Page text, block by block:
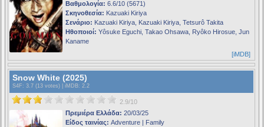
Βαθμολογία: 6.6/10 (5671)
Σκηνοθεσία: Kazuaki Kiriya
Σενάριο: Kazuaki Kiriya, Kazuaki Kiriya, Tetsurô Takita
Ηθοποιοί: Yôsuke Eguchi, Takao Ohsawa, Ryôko Hirosue, Jun
Kaname
[iMDB]
Snow White (2025)
S4F : 3.7 (13 votes) | iMDB: 2.2
2.9/10
Πρεμιέρα Ελλάδα: 20/03/25
Είδος ταινίας: Adventure | Family